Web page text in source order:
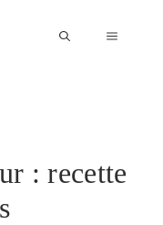
MENU
: recette